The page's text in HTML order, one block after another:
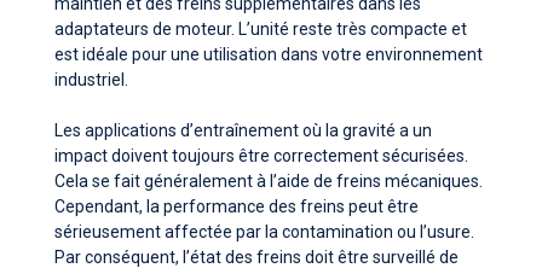
adaptateurs de moteur. L’unité reste très compacte et
est idéale pour une utilisation dans votre environnement
industriel.
Les applications d’entraînement où la gravité a un
impact doivent toujours être correctement sécurisées.
Cela se fait généralement à l’aide de freins mécaniques.
Cependant, la performance des freins peut être
sérieusement affectée par la contamination ou l’usure.
Par conséquent, l’état des freins doit être surveillé de